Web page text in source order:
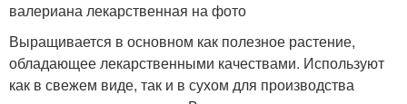
валериана лекарственная на фото
Выращивается в основном как полезное растение,
обладающее лекарственными качествами. Используют
как в свежем виде, так и в сухом для производства